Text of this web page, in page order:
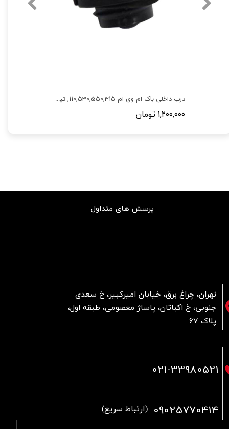
درب داخلی باک ام وی ام 110,530,550,315, تیگو 5,X33,110S
۱,۲۰۰,۰۰۰ تومان
تهران، چراغ برق، خیابان امیرکبیر، خ سعدی
جنوبی، خ اکباتان، پاساژ معصومی، طبقه اول،
پلاک 67
پرسش های متداول
021-33980521
09025770414 (ارتباط سریع)